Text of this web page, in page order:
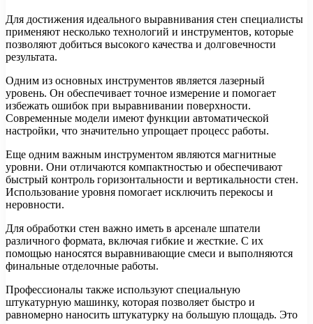
Для достижения идеального выравнивания стен специалисты
применяют несколько технологий и инструментов, которые
позволяют добиться высокого качества и долговечности
результата.
Одним из основных инструментов является лазерный
уровень. Он обеспечивает точное измерение и помогает
избежать ошибок при выравнивании поверхности.
Современные модели имеют функции автоматической
настройки, что значительно упрощает процесс работы.
Еще одним важным инструментом являются магнитные
уровни. Они отличаются компактностью и обеспечивают
быстрый контроль горизонтальности и вертикальности стен.
Использование уровня помогает исключить перекосы и
неровности.
Для обработки стен важно иметь в арсенале шпатели
различного формата, включая гибкие и жесткие. С их
помощью наносятся выравнивающие смеси и выполняются
финальные отделочные работы.
Профессионалы также используют специальную
штукатурную машинку, которая позволяет быстро и
равномерно наносить штукатурку на большую площадь. Это